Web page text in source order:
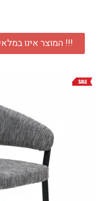
!!! המוצר אינו